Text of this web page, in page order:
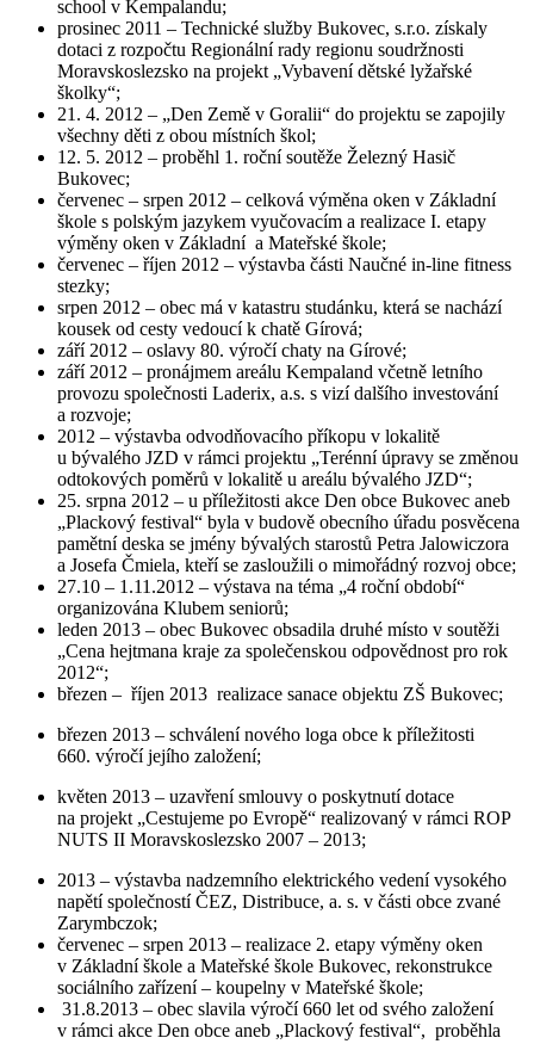
school v Kempalandu;
prosinec 2011 – Technické služby Bukovec, s.r.o. získaly
dotaci z rozpočtu Regionální rady regionu soudržnosti
Moravskoslezsko na projekt „Vybavení dětské lyžařské
školky“;
21. 4. 2012 – „Den Země v Goralii“ do projektu se zapojily
všechny děti z obou místních škol;
12. 5. 2012 – proběhl 1. roční soutěže Železný Hasič
Bukovec;
červenec – srpen 2012 – celková výměna oken v Základní
škole s polským jazykem vyučovacím a realizace I. etapy
výměny oken v Základní a Mateřské škole;
červenec – říjen 2012 – výstavba části Naučné in-line fitness
stezky;
srpen 2012 – obec má v katastru studánku, která se nachází
kousek od cesty vedoucí k chatě Gírová;
září 2012 – oslavy 80. výročí chaty na Gírové;
září 2012 – pronájmem areálu Kempaland včetně letního
provozu společnosti Laderix, a.s. s vizí dalšího investování
a rozvoje;
2012 – výstavba odvodňovacího příkopu v lokalitě
u bývalého JZD v rámci projektu „Terénní úpravy se změnou
odtokových poměrů v lokalitě u areálu bývalého JZD“;
25. srpna 2012 – u příležitosti akce Den obce Bukovec aneb
„Plackový festival“ byla v budově obecního úřadu posvěcena
pamětní deska se jmény bývalých starostů Petra Jalowiczora
a Josefa Čmiela, kteří se zasloužili o mimořádný rozvoj obce;
27.10 – 1.11.2012 – výstava na téma „4 roční období“
organizována Klubem seniorů;
leden 2013 – obec Bukovec obsadila druhé místo v soutěži
„Cena hejtmana kraje za společenskou odpovědnost pro rok
2012“;
březen – říjen 2013 realizace sanace objektu ZŠ Bukovec;
březen 2013 – schválení nového loga obce k příležitosti
660. výročí jejího založení;
květen 2013 – uzavření smlouvy o poskytnutí dotace
na projekt „Cestujeme po Evropě“ realizovaný v rámci ROP
NUTS II Moravskoslezsko 2007 – 2013;
2013 – výstavba nadzemního elektrického vedení vysokého
napětí společností ČEZ, Distribuce, a. s. v části obce zvané
Zarymbczok;
červenec – srpen 2013 – realizace 2. etapy výměny oken
v Základní škole a Mateřské škole Bukovec, rekonstrukce
sociálního zařízení – koupelny v Mateřské škole;
31.8.2013 – obec slavila výročí 660 let od svého založení
v rámci akce Den obce aneb „Plackový festival“, proběhla